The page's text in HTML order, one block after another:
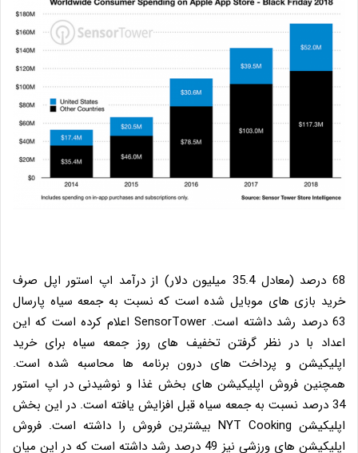
68 درصد (معادل 35.4 میلیون دلار) از درآمد اپ استور اپل صرف
خرید بازی های موبایل شده است که نسبت به جمعه سیاه پارسال
63 درصد رشد داشته است. SensorTower اعلام کرده است که این
اعداد با در نظر گرفتن تخفیف های روز جمعه سیاه برای خرید
اپلیکیشن و پرداخت های درون برنامه ها محاسبه شده است.
همچنین فروش اپلیکیشن های بخش غذا و نوشیدنی در اپ استور
34 درصد نسبت به جمعه سیاه قبل افزایش یافته است. در این بخش
اپلیکیشن NYT Cooking بیشترین فروش را داشته است. فروش
اپلیکیشن های ورزشی نیز 49 درصد رشد داشته است که در این میان